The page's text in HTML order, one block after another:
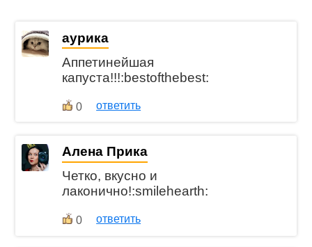
aурика
Аппетинейшая
капуста!!!:bestofthebest:
0 ответить
Алена Прика
Четко, вкусно и
лаконично!:smilehearth:
0 ответить